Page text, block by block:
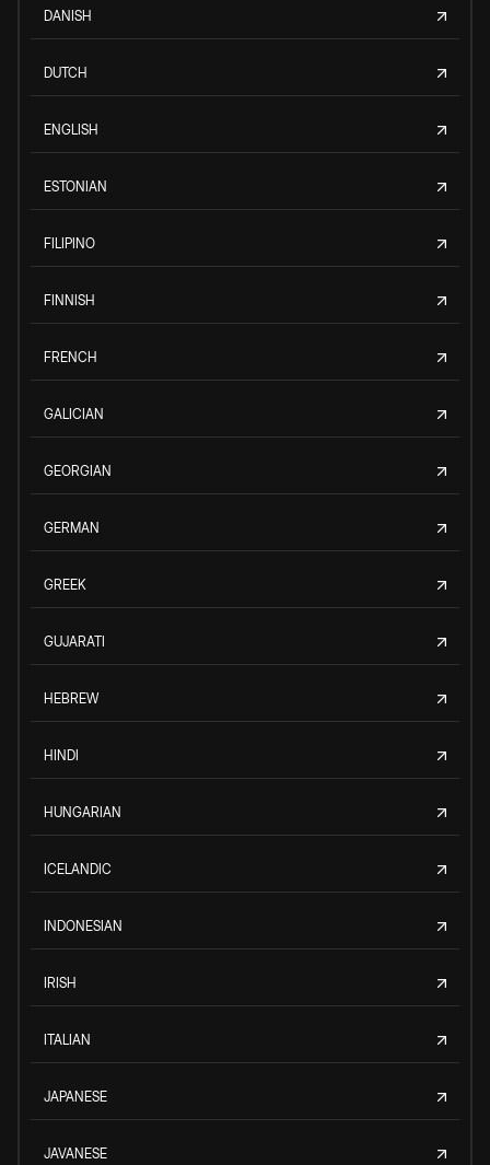
DANISH
DUTCH
ENGLISH
ESTONIAN
FILIPINO
FINNISH
FRENCH
GALICIAN
GEORGIAN
GERMAN
GREEK
GUJARATI
HEBREW
HINDI
HUNGARIAN
ICELANDIC
INDONESIAN
IRISH
ITALIAN
JAPANESE
JAVANESE